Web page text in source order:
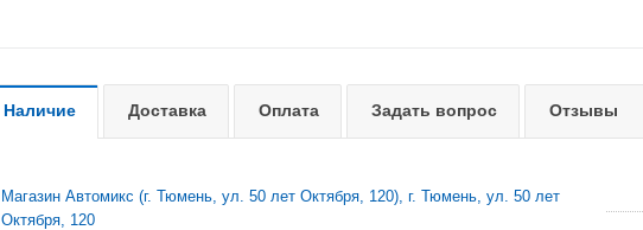
Наличие Доставка Оплата Задать вопрос Отзывы
Магазин Автомикс (г. Тюмень, ул. 50 лет Октября, 120), г. Тюмень, ул. 50 лет
Октября, 120